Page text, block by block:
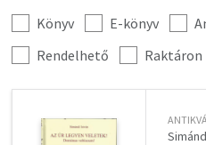
Kategória
szűrés
Könyv E-könyv
További
szűrők
Rendelhető Raktáron